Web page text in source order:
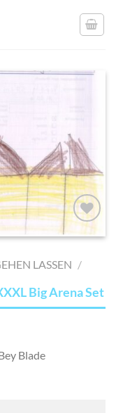
AUF MEINE
SETZEN
LASSEN /
Big Arena Set
Blade